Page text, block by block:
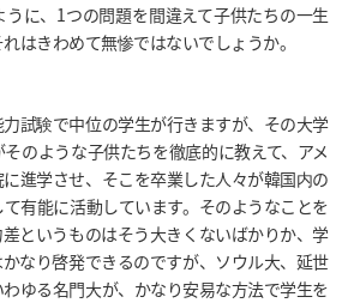
に、1つの問題を間違えて子供たちの一生
はきわめて無惨ではないでしょうか。
試験で中位の学生が行きますが、その大学
のような子供たちを徹底的に教えて、アメ
進学させ、そこを卒業した人々が韓国内の
有能に活動しています。そのようなことを
というものはそう大きくないばかりか、学
なり啓発できるのですが、ソウル大、延世
ゆる名門大が、かなり安易な方法で学生を